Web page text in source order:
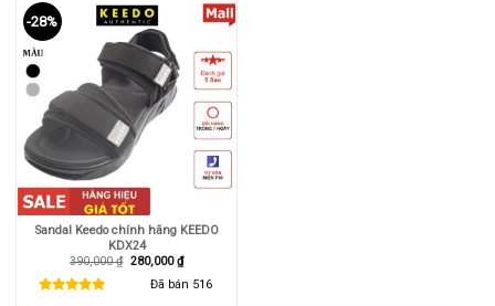
-28%
Sandal Keedo chính hãng KEEDO
KDX24
390,000₫ Giá
280,000₫Giá
hiện
tại
Đã bán 516